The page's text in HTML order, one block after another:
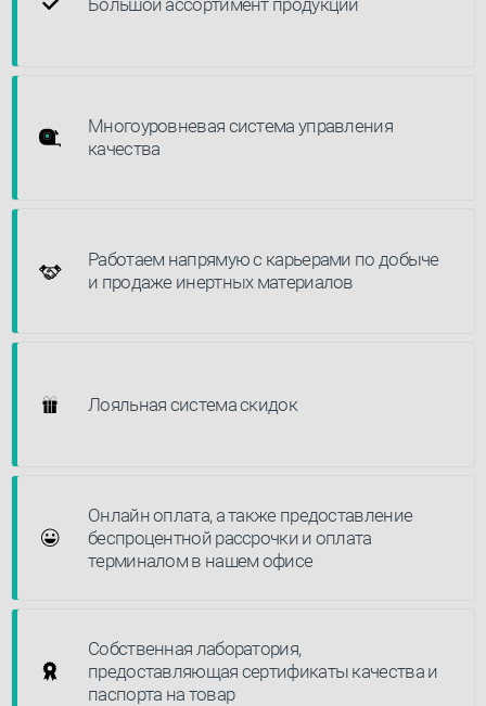
Многоуровневая система управления
качества
Работаем напрямую с карьерами по добыче
и продаже инертных материалов
Лояльная система скидок
Онлайн оплата, а также предоставление
беспроцентной рассрочки и оплата
терминалом в нашем офисе
Собственная лаборатория,
предоставляющая сертификаты качества и
паспорта на товар